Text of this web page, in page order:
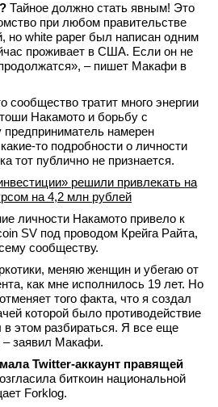
Тайное должно стать явным! Это
при любом правительстве
но white paper был написан одним
проживает в США. Если он не
– пишет Макафи в
сообщество тратит много энергии
Накамото и борьбу с
намерен
то подробности о личности
тот публично не признается.
решили привлекать на
на 4,2 млн рублей
личности Накамото привело к
SV под проводом Крейга Райта,
сообществу.
меняю женщин и убегаю от
как мне исполнилось 19 лет. Но
того факта, что я создал
которой было противодействие
этом разбираться. Я все еще
заявил Макафи.
Twitter-аккаунт правящей
биткоин национальной
Forklog.